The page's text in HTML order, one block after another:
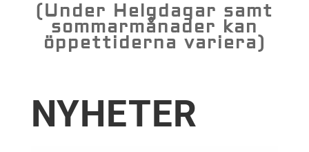
(Under Helgdagar samt
sommarmånader kan
öppettiderna variera)
NYHETER